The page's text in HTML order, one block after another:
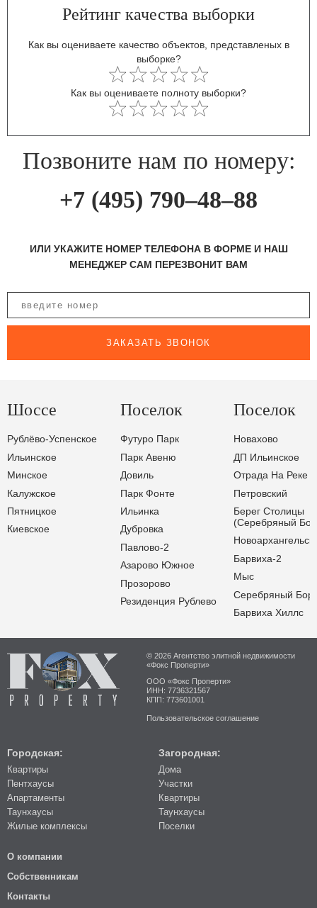
Рейтинг качества выборки
Как вы оцениваете качество объектов, представленых в
выборке?
Как вы оцениваете полноту выборки?
Позвоните нам по номеру:
+7 (495) 790–48–88
ИЛИ УКАЖИТЕ НОМЕР ТЕЛЕФОНА В ФОРМЕ И НАШ
МЕНЕДЖЕР САМ ПЕРЕЗВОНИТ ВАМ
ЗАКАЗАТЬ ЗВОНОК
Шоссе
Рублёво-Успенское
Ильинское
Минское
Калужское
Пятницкое
Киевское
Поселок
Футуро Парк
Парк Авеню
Довиль
Парк Фонте
Ильинка
Дубровка
Павлово-2
Азарово Южное
Прозорово
Резиденция Рублево
Поселок
Новахово
ДП Ильинское
Отрада На Реке
Петровский
Берег Столицы
(Серебряный
Барвиха-2
Мыс
Серебряный Бор
Барвиха Хиллс
© 2026 Агентство элитной недвижимости
«Фокс Проперти»
ООО «Фокс Проперти»
ИНН: 7736321567
КПП: 773601001
Пользовательское соглашение
Городская:
Квартиры
Пентхаусы
Апартаменты
Таунхаусы
Жилые комплексы
Загородная:
Дома
Участки
Квартиры
Таунхаусы
Поселки
О компании
Собственникам
Контакты